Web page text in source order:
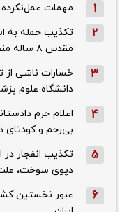
1 مهمات
2
تکذیب حمله به
مقدس ۸ ساله منفجر شد
3
خسارات ناشی از
دانشگاه علوم
4
اعلام جرم
بی‌رحم و کودتای دی‌ ۱۴۰۴ و جنگ
5
تکذیب ‌انفجار
دپوی سوخت،
6
عبور نخستین